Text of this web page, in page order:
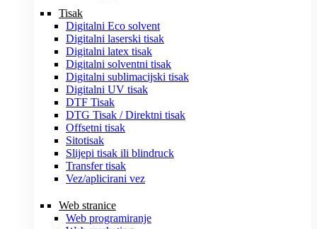
Tisak
Digitalni Eco solvent
Digitalni laserski tisak
Digitalni latex tisak
Digitalni solventni tisak
Digitalni sublimacijski tisak
Digitalni UV tisak
DTF Tisak
DTG Tisak / Direktni tisak
Offsetni tisak
Sitotisak
Slijepi tisak ili blindruck
Transfer tisak
Vez/aplicirani vez
Web stranice
Web programiranje